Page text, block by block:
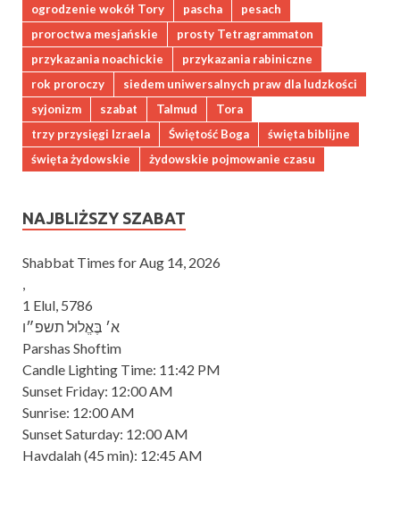
ogrodzenie wokół Tory
pascha
pesach
proroctwa mesjańskie
prosty Tetragrammaton
przykazania noachickie
przykazania rabiniczne
rok proroczy
siedem uniwersalnych praw dla ludzkości
syjonizm
szabat Talmud
Tora
trzy przysięgi Izraela
Świętość Boga
święta biblijne
święta żydowskie
żydowskie pojmowanie czasu
NAJBLIŻSZY SZABAT
Shabbat Times for Aug 14, 2026
,
1 Elul, 5786
א׳ בֶּאֱלוּל תשפ״ו
Parshas Shoftim
Candle Lighting Time: 11:42 PM
Sunset Friday: 12:00 AM
Sunrise: 12:00 AM
Sunset Saturday: 12:00 AM
Havdalah(45 min): 12:45 AM